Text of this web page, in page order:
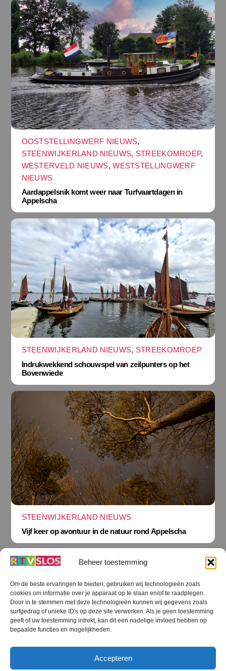
Beheer toestemming
Om de beste ervaringen te bieden, gebruiken wij technologieën zoals
cookies om informatie over je apparaat op te slaan en/of te raadplegen.
Door in te stemmen met deze technologieën kunnen wij gegevens zoals
surfgedrag of unieke ID's op deze site verwerken. Als je geen toestemming
geeft of uw toestemming intrekt, kan dit een nadelige invloed hebben op
bepaalde functies en mogelijkheden.
Accepteren
OOSTSTELLINGWERF NIEUWS,
STEENWIJKERLAND NIEUWS, STREEKOMROEP,
WESTERVELD NIEUWS,WESTSTELLINGWERF
NIEUWS
Aardappelsnik komt weer naar Turfvaartdagen in
Appelscha
STEENWIJKERLAND NIEUWS, STREEKOMROEP
Indrukwekkend schouwspel van zeilpunters op het
Bovenwiede
STEENWIJKERLAND NIEUWS
Vijf keer op avontuur in de natuur rond Appelscha
Terug
naar
boven
RTV SLOS
RTV SLOS ANBI